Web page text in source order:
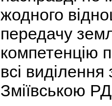
жодного
передачу
компетенцію
всі
Зміївською